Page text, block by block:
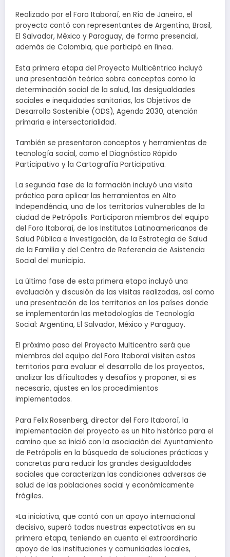
Realizado por el Foro Itaboraí, en Río de Janeiro, el
proyecto contó con representantes de Argentina, Brasil,
El Salvador, México y Paraguay, de forma presencial,
además de Colombia, que participó en línea.
Esta primera etapa del Proyecto Multicéntrico incluyó
una presentación teórica sobre conceptos como la
determinación social de la salud, las desigualdades
sociales e inequidades sanitarias, los Objetivos de
Desarrollo Sostenible (ODS), Agenda 2030, atención
primaria e intersectorialidad.
También se presentaron conceptos y herramientas de
tecnología social, como el Diagnóstico Rápido
Participativo y la Cartografía Participativa.
La segunda fase de la formación incluyó una visita
práctica para aplicar las herramientas en Alto
Independência, uno de los territorios vulnerables de la
ciudad de Petrópolis. Participaron miembros del equipo
del Foro Itaboraí, de los Institutos Latinoamericanos de
Salud Pública e Investigación, de la Estrategia de Salud
de la Familia y del Centro de Referencia de Asistencia
Social del municipio.
La última fase de esta primera etapa incluyó una
evaluación y discusión de las visitas realizadas, así como
una presentación de los territorios en los países donde
se implementarán las metodologías de Tecnología
Social: Argentina, El Salvador, México y Paraguay.
El próximo paso del Proyecto Multicentro será que
miembros del equipo del Foro Itaboraí visiten estos
territorios para evaluar el desarrollo de los proyectos,
analizar las dificultades y desafíos y proponer, si es
necesario, ajustes en los procedimientos
implementados.
Para Felix Rosenberg, director del Foro Itaboraí, la
implementación del proyecto es un hito histórico para el
camino que se inició con la asociación del Ayuntamiento
de Petrópolis en la búsqueda de soluciones prácticas y
concretas para reducir las grandes desigualdades
sociales que caracterizan las condiciones adversas de
salud de las poblaciones social y económicamente
frágiles.
«La iniciativa, que contó con un apoyo internacional
decisivo, superó todas nuestras expectativas en su
primera etapa, teniendo en cuenta el extraordinario
apoyo de las instituciones y comunidades locales,